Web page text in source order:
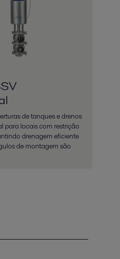
de tanques e drenos
para locais com restrição
drenagem eficiente
de montagem são